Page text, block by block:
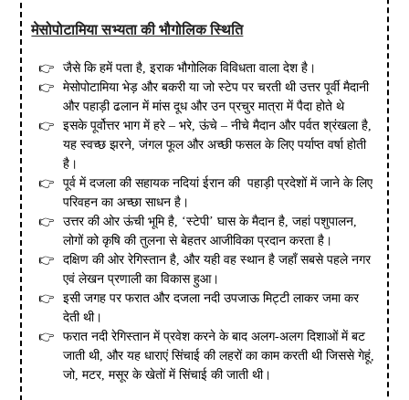
मेसोपोटामिया सभ्यता की भौगोलिक स्थिति
जैसे कि हमें पता है, इराक भौगोलिक विविधता वाला देश है।
मेसोपोटामिया भेड़ और बकरी या जो स्टेप पर चरती थी उत्तर पूर्वी मैदानी
और पहाड़ी ढलान में मांस दूध और उन प्रचुर मात्रा में पैदा होते थे
इसके पूर्वोत्तर भाग में हरे – भरे, ऊंचे – नीचे मैदान और पर्वत श्रंखला है,
यह स्वच्छ झरने, जंगल फूल और अच्छी फसल के लिए पर्याप्त वर्षा होती
है।
पूर्व में दजला की सहायक नदियां ईरान की पहाड़ी प्रदेशों में जाने के लिए
परिवहन का अच्छा साधन है।
उत्तर की ओर ऊंची भूमि है, ‘स्टेपी’ घास के मैदान है, जहां पशुपालन,
लोगों को कृषि की तुलना से बेहतर आजीविका प्रदान करता है।
दक्षिण की ओर रेगिस्तान है, और यही वह स्थान है जहाँ सबसे पहले नगर
एवं लेखन प्रणाली का विकास हुआ।
इसी जगह पर फरात और दजला नदी उपजाऊ मिट्टी लाकर जमा कर
देती थी।
फरात नदी रेगिस्तान में प्रवेश करने के बाद अलग-अलग दिशाओं में बट
जाती थी, और यह धाराएं सिंचाई की लहरों का काम करती थी जिससे गेहूं,
जो, मटर, मसूर के खेतों में सिंचाई की जाती थी।